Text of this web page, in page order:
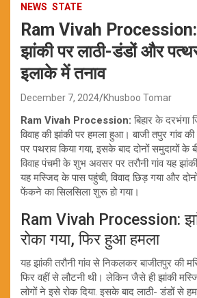
NEWS STATE
Ram Vivah Procession:
झांकी पर लाठी-डंडों और
इलाके में तनाव
December 7, 2024 Khusboo Tomar
Ram Vivah Procession: बिहार के दरभंगा
विवाह की झांकी पर हमला हुआ। बाजी तपुर गांव
पर पथराव किया गया, इसके बाद दोनों समुदायों के
विवाह पंचमी के शुभ अवसर पर तरौनी गांव यह
यह मस्जिद के पास पहुंची, विवाद छिड़ गया और
फेंकने का सिलसिला शुरू हो गया।
Ram Vivah Procession:
रोका गया, फिर हुआ हमला
यह झांकी तरौनी गांव से निकलकर बाजीतपुर की
फिर वहीं से लौटनी थी। लेकिन जैसे ही झांकी
लोगों ने इसे रोक दिया. इसके बाद लाठी- डंडों से